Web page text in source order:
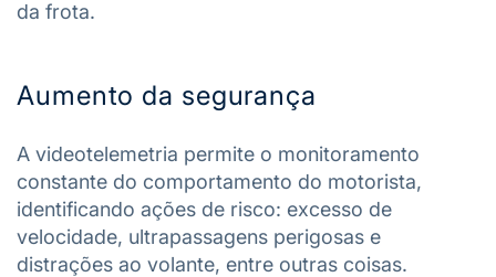
da frota.
Aumento da segurança
A videotelemetria permite o monitoramento
constante do comportamento do motorista,
identificando ações de risco: excesso de
velocidade, ultrapassagens perigosas e
distrações ao volante, entre outras coisas.